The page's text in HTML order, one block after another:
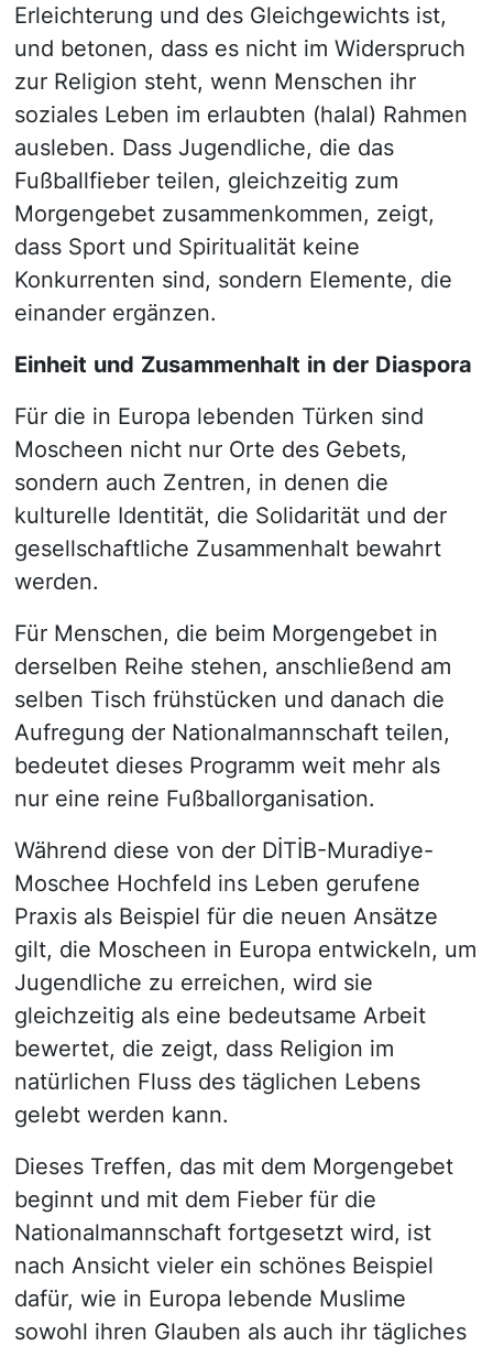
Erleichterung und des Gleichgewichts ist,
und betonen, dass es nicht im Widerspruch
zur Religion steht, wenn Menschen ihr
soziales Leben im erlaubten (halal) Rahmen
ausleben. Dass Jugendliche, die das
Fußballfieber teilen, gleichzeitig zum
Morgengebet zusammenkommen, zeigt,
dass Sport und Spiritualität keine
Konkurrenten sind, sondern Elemente, die
einander ergänzen.
Einheit und Zusammenhalt in der Diaspora
Für die in Europa lebenden Türken sind
Moscheen nicht nur Orte des Gebets,
sondern auch Zentren, in denen die
kulturelle Identität, die Solidarität und der
gesellschaftliche Zusammenhalt bewahrt
werden.
Für Menschen, die beim Morgengebet in
derselben Reihe stehen, anschließend am
selben Tisch frühstücken und danach die
Aufregung der Nationalmannschaft teilen,
bedeutet dieses Programm weit mehr als
nur eine reine Fußballorganisation.
Während diese von der DİTİB-Muradiye-
Moschee Hochfeld ins Leben gerufene
Praxis als Beispiel für die neuen Ansätze
gilt, die Moscheen in Europa entwickeln, um
Jugendliche zu erreichen, wird sie
gleichzeitig als eine bedeutsame Arbeit
bewertet, die zeigt, dass Religion im
natürlichen Fluss des täglichen Lebens
gelebt werden kann.
Dieses Treffen, das mit dem Morgengebet
beginnt und mit dem Fieber für die
Nationalmannschaft fortgesetzt wird, ist
nach Ansicht vieler ein schönes Beispiel
dafür, wie in Europa lebende Muslime
sowohl ihren Glauben als auch ihr tägliches